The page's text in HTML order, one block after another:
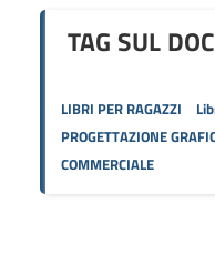
TAG SUL
LIBRI PER RAGAZZI
PROGETTAZIONE
COMMERCIALE